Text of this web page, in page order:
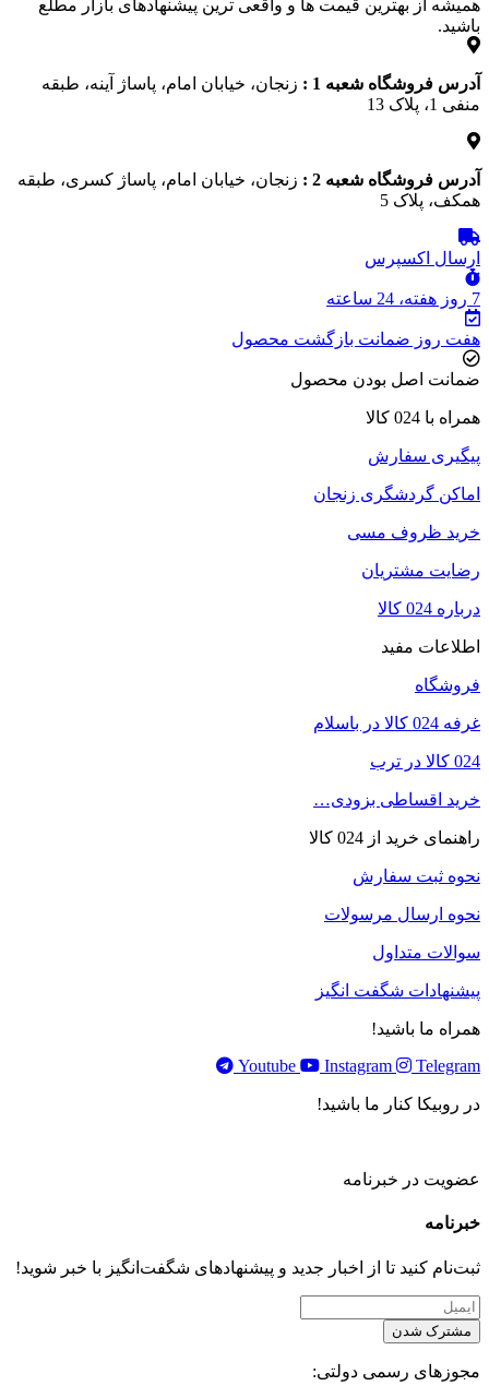
همیشه از بهترین قیمت‌ ها و واقعی‌ ترین پیشنهادهای بازار مطلع
باشید.
آدرس فروشگاه شعبه 1 :
زنجان، خیابان امام، پاساژ آینه، طبقه
منفی 1، پلاک 13
آدرس فروشگاه شعبه 2 :
زنجان، خیابان امام، پاساژ کسری، طبقه
همکف، پلاک 5
ارسال اکسپرس
7 روز هفته، 24 ساعته
هفت روز ضمانت بازگشت محصول
ضمانت اصل بودن محصول
همراه با 024 کالا
پیگیری سفارش
اماکن گردشگری زنجان
خرید ظروف مسی
رضایت مشتریان
درباره 024 کالا
اطلاعات مفید
فروشگاه
غرفه 024 کالا در باسلام
024 کالا در ترب
خرید اقساطی بزودی…
راهنمای خرید از 024 کالا
نحوه ثبت سفارش
نحوه ارسال مرسولات
سوالات متداول
پیشنهادات شگفت انگیز
همراه ما باشید!
Youtube
Instagram Telegram
در روبیکا کنار ما باشید!
عضویت در خبرنامه
خبر‌نامه
ثبت‌نام کنید تا از اخبار جدید و پیشنهاد‌های شگفت‌انگیز با خبر شوید!
مشترک شدن
مجوزهای رسمی دولتی: